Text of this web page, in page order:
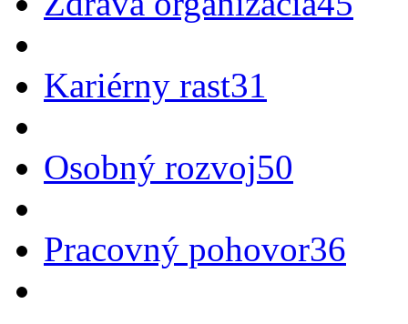
Kariérny rast31
Osobný rozvoj50
Pracovný pohovor36